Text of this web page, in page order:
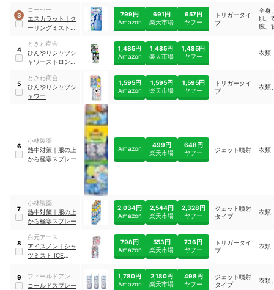
3
コーセー
エスカラット ｜ ク
ーリングミスト ウ
799円
Amazon
691円
楽天市場
657円
ヤフー
トリガータイ
プ
全身
肌、
腕、
頭皮
4
ときわ商会
ひんやりシャツシ
ャワーストロング
1,485円
Amazon
1,485円
楽天市場
1,485円
ヤフー
衣類
5
ときわ商会
ひんやりシャツシ
ャワー
1,595円
Amazon
1,595円
楽天市場
1,595円
ヤフー
トリガータイ
プ
衣類
6
小林製薬
熱中対策 ｜ 服の上
から極寒スプレー
Amazon
499円
楽天市場
648円
ヤフー
ジェット噴射 衣類
7
小林製薬
熱中対策 ｜ 服の上
から極寒スプレー
2,034円
Amazon
2,544円
楽天市場
2,328円
ヤフー
ジェット噴射
タイプ
衣類
8
白元アース
アイスノン ｜ シャ
ツミスト ICE
り
798円
Amazon
553円
楽天市場
736円
ヤフー
トリガータイ
プ
衣類
9
フィールドアンド
デバイス
コールドスプレー
1,780円
Amazon
2,180円
楽天市場
498円
ヤフー
ジェット噴射
タイプ
衣類